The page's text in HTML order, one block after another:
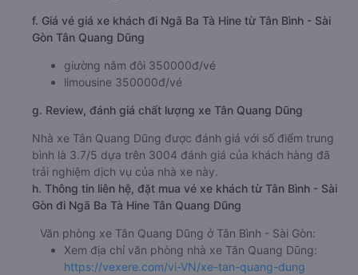
f. Giá vé giá xe khách đi Ngã Ba Tà Hine từ Tân Bình - Sài
Gòn Tân Quang Dũng
giường nằm đôi 350000đ/vé
limousine 350000đ/vé
g. Review, đánh giá chất lượng xe Tân Quang Dũng
Nhà xe Tân Quang Dũng được đánh giá với số điểm trung
bình là 3.7/5 dựa trên 3004 đánh giá của khách hàng đã
trải nghiệm dịch vụ của nhà xe này.
h. Thông tin liên hệ, đặt mua vé xe khách từ Tân Bình - Sài
Gòn đi Ngã Ba Tà Hine Tân Quang Dũng
Văn phòng xe Tân Quang Dũng ở Tân Bình - Sài Gòn:
Xem địa chỉ văn phòng nhà xe Tân Quang Dũng:
https://vexere.com/vi-VN/xe-tan-quang-dung